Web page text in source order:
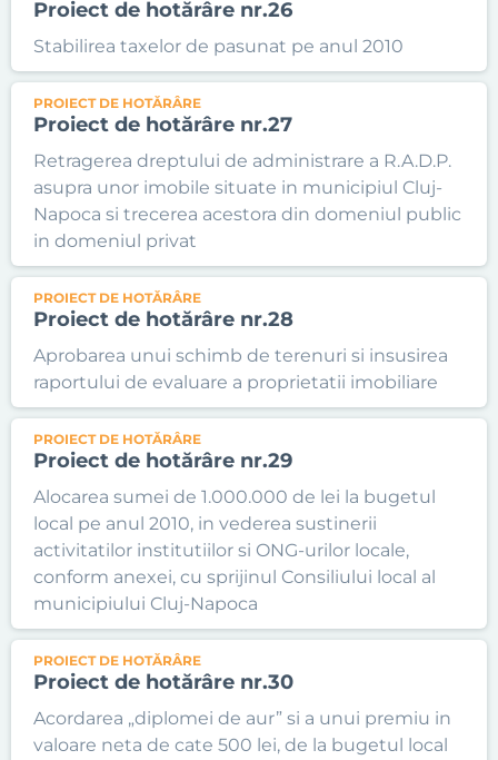
Proiect de hotărâre nr.26
Stabilirea taxelor de pasunat pe anul 2010
PROIECT DE HOTĂRÂRE
Proiect de hotărâre nr.27
Retragerea dreptului de administrare a R.A.D.P.
asupra unor imobile situate in municipiul Cluj-
Napoca si trecerea acestora din domeniul public
in domeniul privat
PROIECT DE HOTĂRÂRE
Proiect de hotărâre nr.28
Aprobarea unui schimb de terenuri si insusirea
raportului de evaluare a proprietatii imobiliare
PROIECT DE HOTĂRÂRE
Proiect de hotărâre nr.29
Alocarea sumei de 1.000.000 de lei la bugetul
local pe anul 2010, in vederea sustinerii
activitatilor institutiilor si ONG-urilor locale,
conform anexei, cu sprijinul Consiliului local al
municipiului Cluj-Napoca
PROIECT DE HOTĂRÂRE
Proiect de hotărâre nr.30
Acordarea „diplomei de aur” si a unui premiu in
valoare neta de cate 500 lei, de la bugetul local